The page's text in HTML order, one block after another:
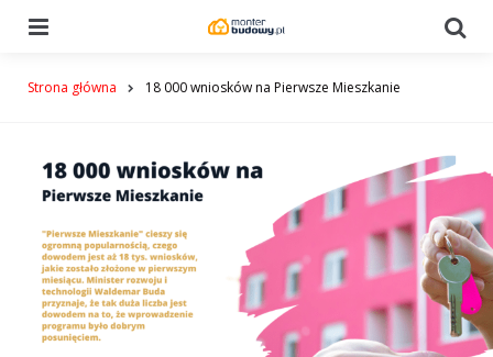
Strona główna 18 000 wniosków na Pierwsze Mieszkanie